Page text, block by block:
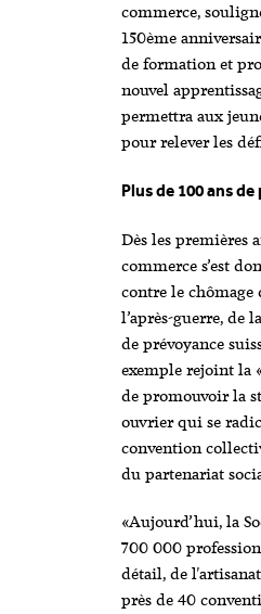
commerce,
150ème
de formation et
nouvel
permettra aux
pour relever les
Plus de 100 ans
Dès les premières
commerce s’est
contre le chômage
l’après-guerre, de
de prévoyance
exemple rejoint la
de promouvoir la
ouvrier qui se
convention
du partenariat
«Aujourd’hui, la
700 000
détail, de
près de 40